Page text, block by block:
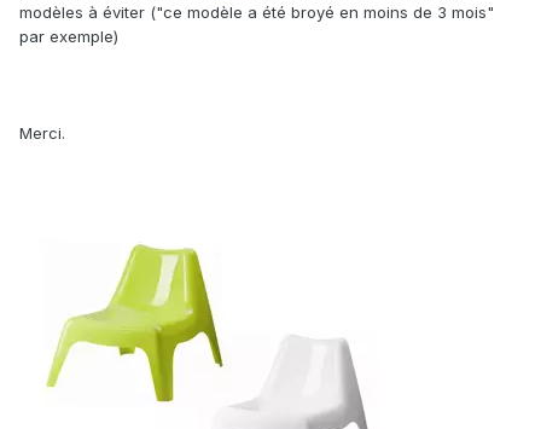
modèles à éviter ("ce modèle a été broyé en moins de 3 mois"
par exemple)
Merci.